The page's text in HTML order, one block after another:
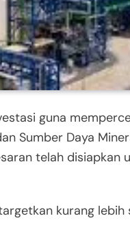
guna
Sumber Daya
telah disiapkan
kurang lebih